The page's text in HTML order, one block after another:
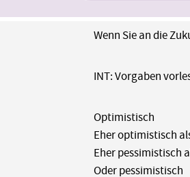
Wenn Sie an die
INT: Vorgaben
Optimistisch
Eher optimistisch
Eher pessimistisch
Oder pessimistisch